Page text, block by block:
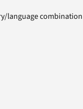
language combination